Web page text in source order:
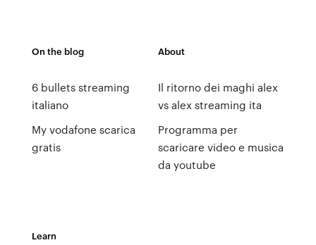
On the blog
6 bullets streaming
italiano
My vodafone scarica
gratis
About
Il ritorno dei maghi alex
vs alex streaming ita
Programma per
scaricare video e musica
da youtube
Learn